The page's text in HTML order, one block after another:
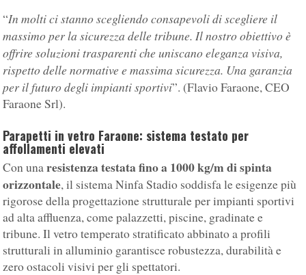
“In molti ci stanno scegliendo consapevoli di scegliere il
massimo per la sicurezza delle tribune. Il nostro obiettivo è
offrire soluzioni trasparenti che uniscano eleganza visiva,
rispetto delle normative e massima sicurezza. Una garanzia
per il futuro degli impianti sportivi”. (Flavio Faraone, CEO
Faraone Srl).
Parapetti in vetro Faraone: sistema testato per
affollamenti elevati
Con unaresistenza testata fino a 1000 kg/m di spinta
orizzontale, il sistema Ninfa Stadio soddisfa le esigenze più
rigorose della progettazione strutturale per impianti sportivi
ad alta affluenza, come palazzetti, piscine, gradinate e
tribune. Il vetro temperato stratificato abbinato a profili
strutturali in alluminio garantisce robustezza, durabilità e
zero ostacoli visivi per gli spettatori.